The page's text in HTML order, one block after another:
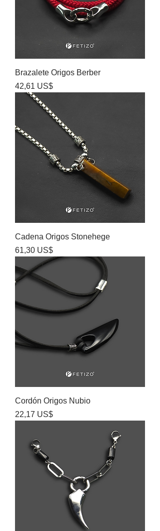
Brazalete Origos Berber
Precio
42,61 US$
Cadena Origos Stonehege
Precio
61,30 US$
Cordón Origos Nubio
Precio
22,17 US$